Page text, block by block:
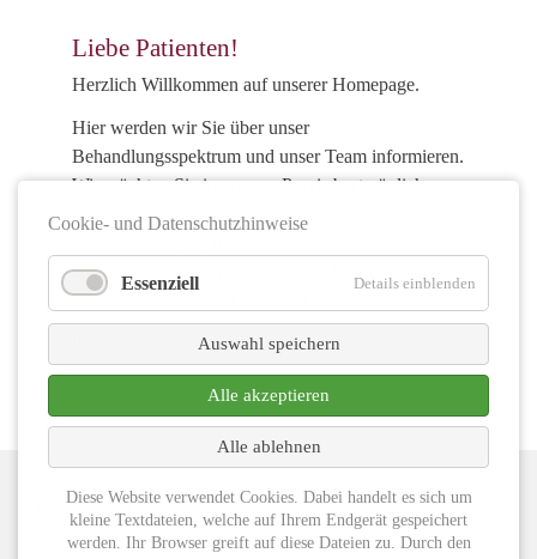
Liebe Patienten!
Herzlich Willkommen auf unserer Homepage.
Hier werden wir Sie über unser
Behandlungsspektrum und unser Team informieren.
Wir möchten Sie in unserer Praxis bestmöglich
betreuen und nehmen daher auch gern Anregungen
nächsten Besuch an oder nehmen Sie per E-Mail
oder telefonisch mit uns
© 2026 | Gynäkologische Praxis Mamdouh Anne | Impressum |
Datenschutz| Facebook
Cookie- und Datenschutzhinweise
Essenziell Details einblenden
Auswahl speichern
Alle akzeptieren
Alle ablehnen
Diese Website verwendet Cookies. Dabei handelt es sich um
kleine Textdateien, welche auf Ihrem Endgerät gespeichert
werden. Ihr Browser greift auf diese Dateien zu. Durch den